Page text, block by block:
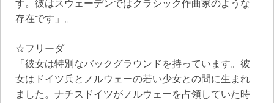
す。彼はスウェーデンではクラシック作曲家のような
存在です」。
☆フリーダ
「彼女は特別なバックグラウンドを持っています。彼
女はドイツ兵とノルウェーの若い少女との間に生まれ
ました。ナチスドイツがノルウェーを占領していた時